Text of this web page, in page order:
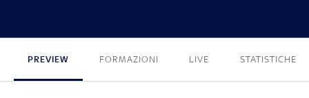
PREVIEW FORMAZIONI LIVE STATISTICHE